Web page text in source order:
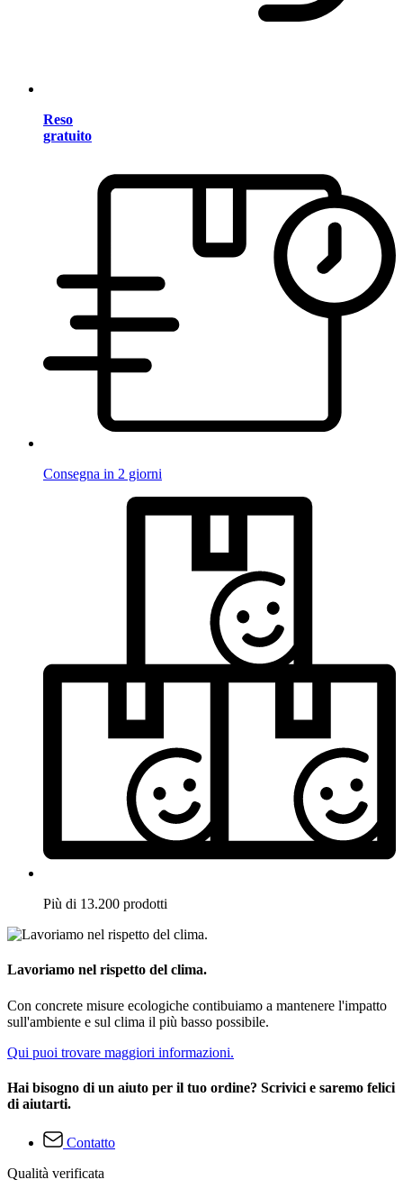
Reso
gratuito
Consegna in 2 giorni
Più di 13.200 prodotti
Lavoriamo nel rispetto del clima.
Con concrete misure ecologiche contibuiamo a mantenere l'impatto
sull'ambiente e sul clima il più basso possibile.
Qui puoi trovare maggiori informazioni.
Hai bisogno di un aiuto per il tuo ordine? Scrivici e saremo felici
di aiutarti.
Contatto
Qualità verificata